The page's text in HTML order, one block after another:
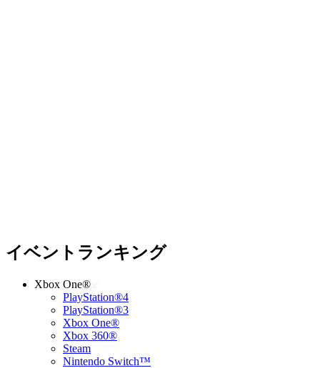
イベントランキング
Xbox One®
PlayStation®4
PlayStation®3
Xbox One®
Xbox 360®
Steam
Nintendo Switch™